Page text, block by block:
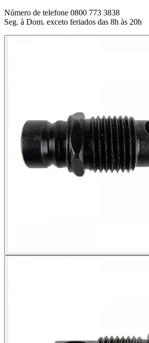
Número de telefone 0800 773 3838
Seg. à Dom. exceto feriados das 8h às 20h